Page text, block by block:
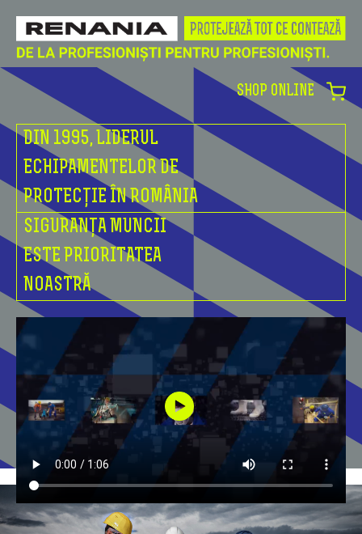
SHOP ONLINE
DIN 1995, LIDERUL
ECHIPAMENTELOR DE
PROTECȚIE ÎN ROMÂNIA
SIGURANȚA MUNCII
ESTE PRIORITATEA
NOASTRĂ